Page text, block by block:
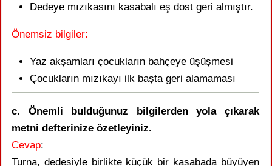
Dedeye mızıkasını kasabalı eş dost geri almıştır.
Önemsiz bilgiler:
Yaz akşamları çocukların bahçeye üşüşmesi
Çocukların mızıkayı ilk başta geri alamaması
c. Önemli bulduğunuz bilgilerden yola çıkarak
metni defterinize özetleyiniz.
Cevap:
Turna, dedesiyle birlikte küçük bir kasabada büyüyen